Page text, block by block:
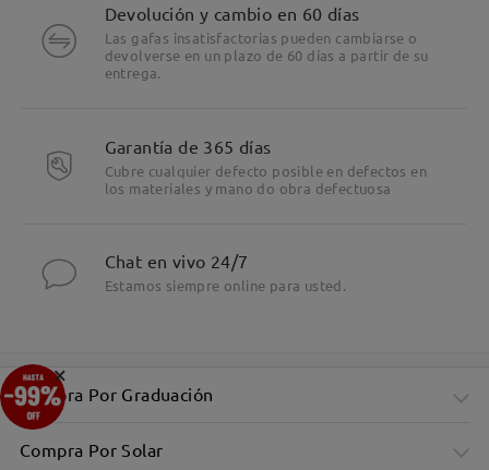
Nuevamente, le pedimos disculpas por las
molestias y agradecemos sinceramente su
paciencia y confianza en nosotros. Estamos aquí
para ayudarle en cada paso del proceso.
se pondrá en contacto con usted por correo
electrónico en un plazo de 24 horas entre semana y
48 horas los fines de semana. Es posible que el
Deje su comentario
Devolución y cambio en 60 días
Las gafas insatisfactorias pueden cambiarse o
devolverse en un plazo de 60 días a partir de su
entrega.
Garantía de 365 días
Cubre cualquier defecto posible en defectos en
los materiales y mano do obra defectuosa
Chat en vivo 24/7
Estamos siempre online para usted.
Compra Por Graduación
Compra Por Solar
×